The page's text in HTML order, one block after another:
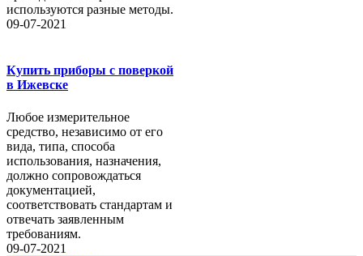
используются разные методы.
09-07-2021
Купить приборы с поверкой
в Ижевске
Любое измерительное
средство, независимо от его
вида, типа, способа
использования, назначения,
должно сопровождаться
документацией,
соответствовать стандартам и
отвечать заявленным
требованиям.
09-07-2021